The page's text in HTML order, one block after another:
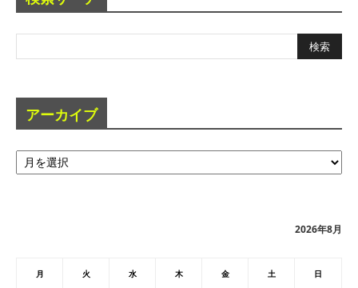
アーカイブ
ア
ー
2026年8月
月 火 水 木 金 土 日